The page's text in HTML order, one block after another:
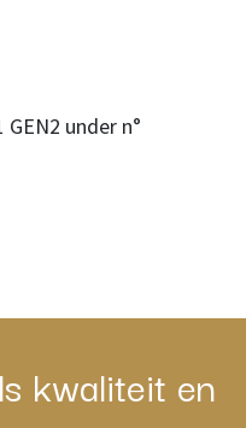
GEN2 under n°
kwaliteit en